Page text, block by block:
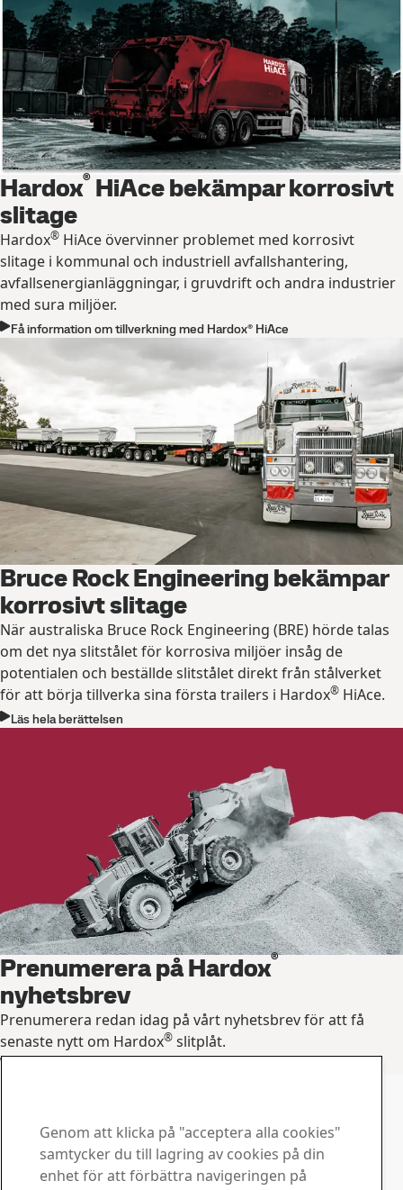
Hardox® HiAce bekämpar korrosivt
slitage
Hardox® HiAce övervinner problemet med korrosivt
slitage i kommunal och industriell avfallshantering,
avfallsenergianläggningar, i gruvdrift och andra industrier
med sura miljöer.
Få information om tillverkning med Hardox® HiAce
Bruce Rock Engineering bekämpar
korrosivt slitage
När australiska Bruce Rock Engineering (BRE) hörde talas
om det nya slitstålet för korrosiva miljöer insåg de
potentialen och beställde slitstålet direkt från stålverket
för att börja tillverka sina första trailers i Hardox® HiAce.
Läs hela berättelsen
Prenumerera på Hardox®
nyhetsbrev
Prenumerera redan idag på vårt nyhetsbrev för att få
senaste nytt om Hardox® slitplåt.
Kontakta oss om du har
frågor eller funderingar
Genom att klicka på "acceptera alla cookies"
samtycker du till lagring av cookies på din
enhet för att förbättra navigeringen på